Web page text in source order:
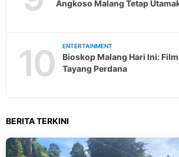
Angkoso Malang Tetap
10 ENTERTAINMENT
Bioskop Malang Hari Ini: Film
Tayang Perdana
BERITA TERKINI